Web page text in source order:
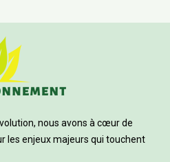
nous avons à cœur de
les enjeux majeurs qui touchent